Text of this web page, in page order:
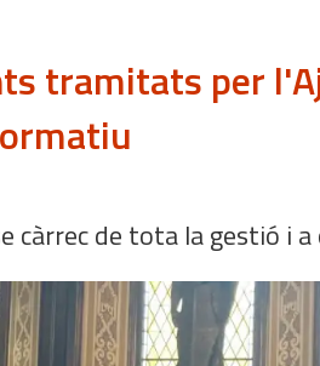
tramitats per
càrrec de tota la gestió i